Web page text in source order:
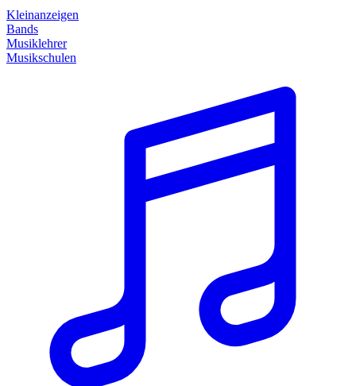
Kleinanzeigen
Bands
Musiklehrer
Musikschulen